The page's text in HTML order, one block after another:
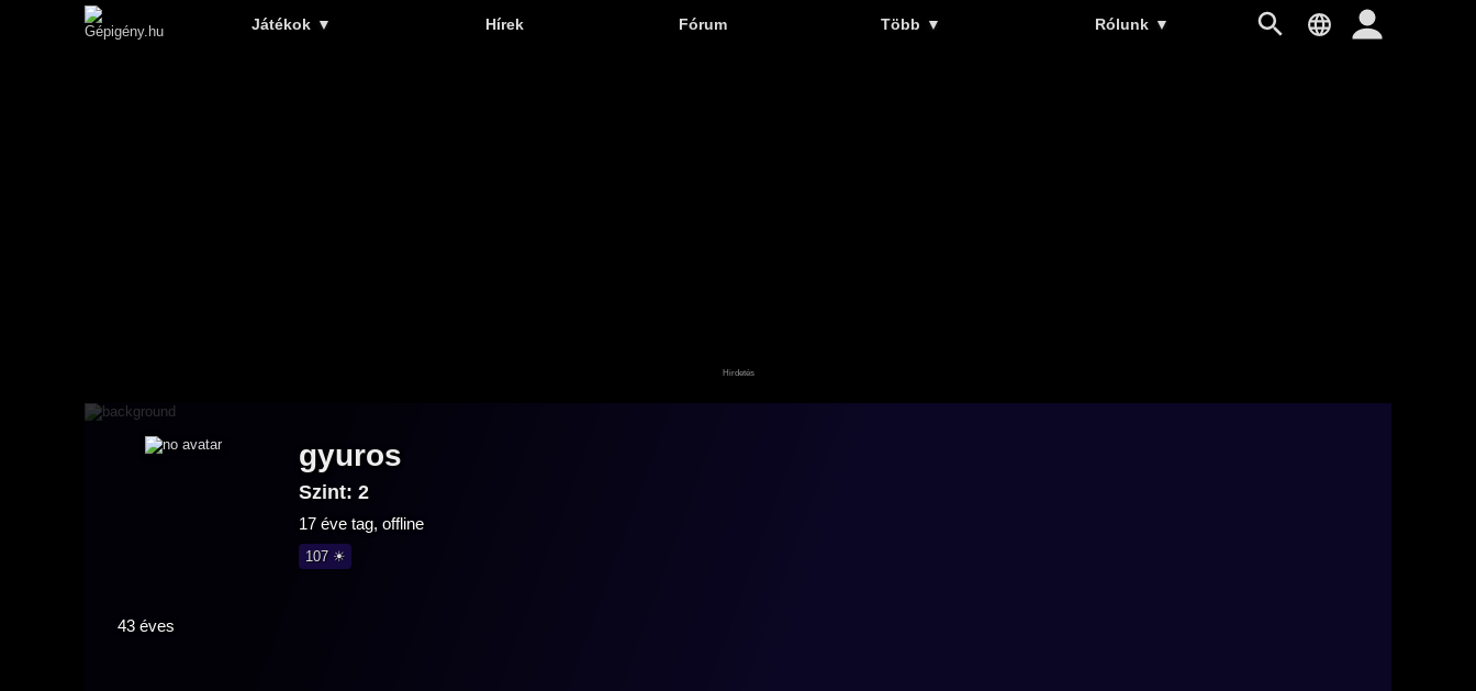
Játékok ▼ Hírek Fórum Több ▼ Rólunk ▼
gyuros
Szint: 2
17 éve tag, offline
107 ☀
43 éves